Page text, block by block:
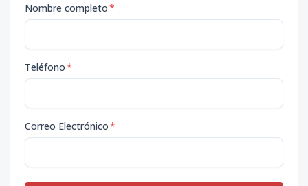
Nombre completo*
Teléfono*
Correo Electrónico*